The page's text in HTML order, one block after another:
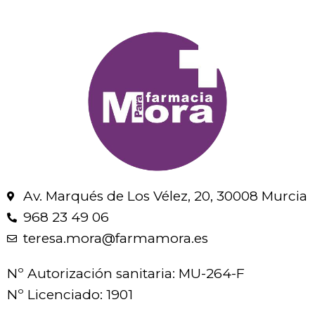
Av. Marqués de Los Vélez, 20, 30008 Murcia
968 23 49 06
teresa.mora@farmamora.es
Nº Autorización sanitaria: MU-264-F
Nº Licenciado: 1901